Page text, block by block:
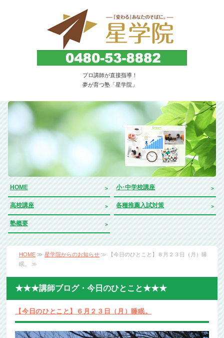
子どもを育てる・伸ばす教育塾。埼玉県久喜市
｜星学院
プロ講師が直接指導！
夢が育つ塾「星学院」
HOME 小･中学校講座
高校講座 各種推薦入試対策
塾概要
HOME≫ 星学院からのお知らせ≫ 【今日のひとこと】６月２３日（月）睡
眠。 ≫
★★★講師ブログ・今日のひとこと★★★
【今日のひとこと】６月２３日（月）睡眠。